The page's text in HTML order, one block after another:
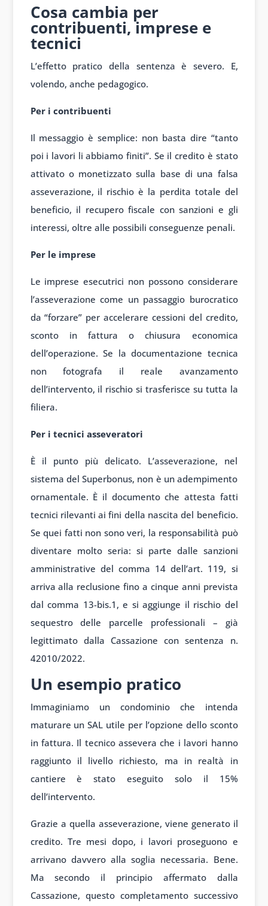
Cosa cambia per
contribuenti, imprese e
tecnici
L’effetto pratico della sentenza è severo. E,
volendo, anche pedagogico.
Per i contribuenti
Il messaggio è semplice: non basta dire “tanto
poi i lavori li abbiamo finiti”. Se il credito è stato
attivato o monetizzato sulla base di una falsa
asseverazione, il rischio è la perdita totale del
beneficio, il recupero fiscale con sanzioni e gli
interessi, oltre alle possibili conseguenze penali.
Per le imprese
Le imprese esecutrici non possono considerare
l’asseverazione come un passaggio burocratico
da “forzare” per accelerare cessioni del credito,
sconto in fattura o chiusura economica
dell’operazione. Se la documentazione tecnica
non fotografa il reale avanzamento
dell’intervento, il rischio si trasferisce su tutta la
filiera.
Per i tecnici asseveratori
È il punto più delicato. L’asseverazione, nel
sistema del Superbonus, non è un adempimento
ornamentale. È il documento che attesta fatti
tecnici rilevanti ai fini della nascita del beneficio.
Se quei fatti non sono veri, la responsabilità può
diventare molto seria: si parte dalle sanzioni
amministrative del comma 14 dell’art. 119, si
arriva alla reclusione fino a cinque anni prevista
dal comma 13-bis.1, e si aggiunge il rischio del
sequestro delle parcelle professionali – già
legittimato dalla Cassazione con sentenza n.
42010/2022.
Un esempio pratico
Immaginiamo un condominio che intenda
maturare un SAL utile per l’opzione dello sconto
in fattura. Il tecnico assevera che i lavori hanno
raggiunto il livello richiesto, ma in realtà in
cantiere è stato eseguito solo il 15%
dell’intervento.
Grazie a quella asseverazione, viene generato il
credito. Tre mesi dopo, i lavori proseguono e
arrivano davvero alla soglia necessaria. Bene.
Ma secondo il principio affermato dalla
Cassazione, questo completamento successivo